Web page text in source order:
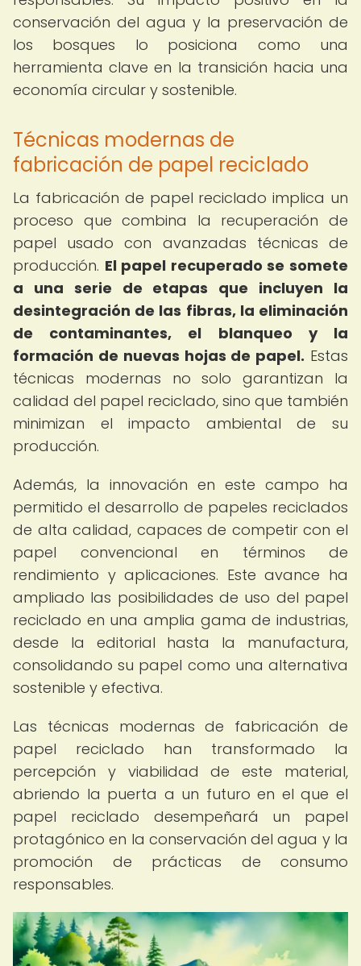
conservación del agua y la preservación de
los bosques lo posiciona como una
herramienta clave en la transición hacia una
economía circular y sostenible.
Técnicas modernas de
fabricación de papel reciclado
La fabricación de papel reciclado implica un
proceso que combina la recuperación de
papel usado con avanzadas técnicas de
producción. El papel recuperado se somete
a una serie de etapas que incluyen la
desintegración de las fibras, la eliminación
de contaminantes, el blanqueo y la
formación de nuevas hojas de papel. Estas
técnicas modernas no solo garantizan la
calidad del papel reciclado, sino que también
minimizan el impacto ambiental de su
producción.
Además, la innovación en este campo ha
permitido el desarrollo de papeles reciclados
de alta calidad, capaces de competir con el
papel convencional en términos de
rendimiento y aplicaciones. Este avance ha
ampliado las posibilidades de uso del papel
reciclado en una amplia gama de industrias,
desde la editorial hasta la manufactura,
consolidando su papel como una alternativa
sostenible y efectiva.
Las técnicas modernas de fabricación de
papel reciclado han transformado la
percepción y viabilidad de este material,
abriendo la puerta a un futuro en el que el
papel reciclado desempeñará un papel
protagónico en la conservación del agua y la
promoción de prácticas de consumo
responsables.